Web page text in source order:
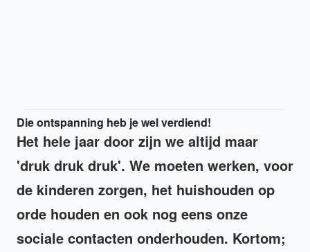
Die ontspanning heb je wel verdiend!
Het hele jaar door zijn we altijd maar
'druk druk druk'. We moeten werken, voor
de kinderen zorgen, het huishouden op
orde houden en ook nog eens onze
sociale contacten onderhouden. Kortom;